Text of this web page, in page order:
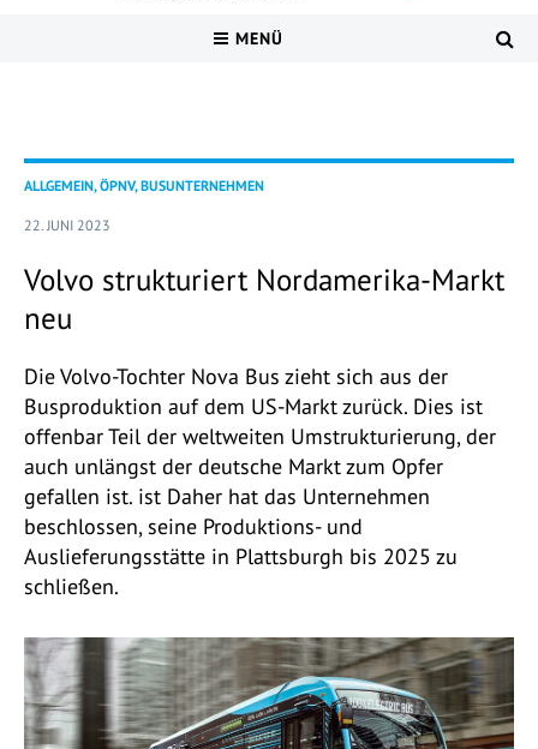
MENÜ
ALLGEMEIN, ÖPNV, BUSUNTERNEHMEN
22. JUNI 2023
Volvo strukturiert Nordamerika-Markt
neu
Die Volvo-Tochter Nova Bus zieht sich aus der
Busproduktion auf dem US-Markt zurück. Dies ist
offenbar Teil der weltweiten Umstrukturierung, der
auch unlängst der deutsche Markt zum Opfer
gefallen ist. ist Daher hat das Unternehmen
beschlossen, seine Produktions- und
Auslieferungsstätte in Plattsburgh bis 2025 zu
schließen.